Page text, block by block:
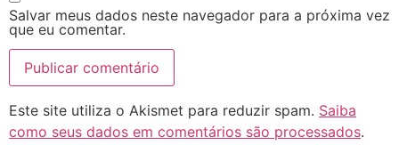
Salvar meus dados neste navegador para a próxima vez
que eu comentar.
Este site utiliza o Akismet para reduzir spam. Saiba
como seus dados em comentários são processados.